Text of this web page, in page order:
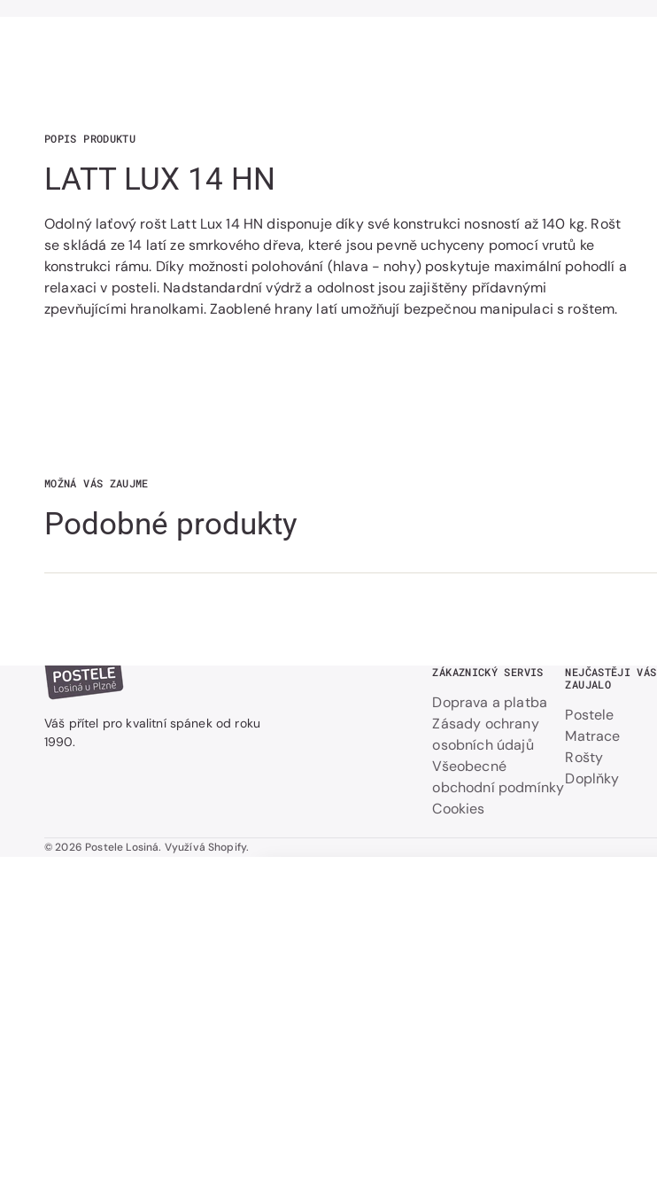
POPIS PRODUKTU
LATT LUX 14 HN
Odolný laťový rošt Latt Lux 14 HN disponuje díky své konstrukci nosností až 140 kg. Rošt
se skládá ze 14 latí ze smrkového dřeva, které jsou pevně uchyceny pomocí vrutů ke
konstrukci rámu. Díky možnosti polohování (hlava - nohy) poskytuje maximální pohodlí a
relaxaci v posteli. Nadstandardní výdrž a odolnost jsou zajištěny přídavnými
zpevňujícími hranolkami. Zaoblené hrany latí umožňují bezpečnou manipulaci s roštem.
MOŽNÁ VÁS ZAUJME
Podobné produkty
Váš přítel pro kvalitní spánek od roku
1990.
ZÁKAZNICKÝ SERVIS
Doprava a platba
Zásady ochrany
osobních údajů
Všeobecné
obchodní podmínky
Cookies
NEJČASTĚJI VÁS
ZAUJALO
Postele
Matrace
Rošty
Doplňky
© 2026 Postele Losiná. Využívá Shopify.